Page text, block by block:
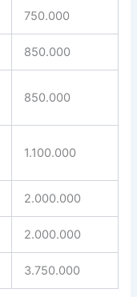
750.000
850.000
850.000
1.100.000
2.000.000
2.000.000
3.750.000